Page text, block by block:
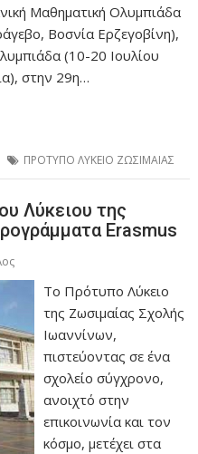
Μαθηματική Ολυμπιάδα
Βοσνία Ερζεγοβίνη),
(10-20 Ιουλίου
στην 29η…
ΠΡΟΤΥΠΟ ΛΥΚΕΙΟ ΖΩΣΙΜΑΙΑΣ
Λύκειου της
Erasmus
Το Πρότυπο Λύκειο
της Ζωσιμαίας Σχολής
Ιωαννίνων,
πιστεύοντας σε ένα
σχολείο σύγχρονο,
ανοιχτό στην
επικοινωνία και τον
κόσμο, μετέχει στα